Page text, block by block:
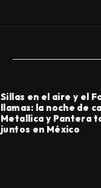
Sillas en el aire y el
llamas: la noche de
Metallica y Pantera
juntos en México